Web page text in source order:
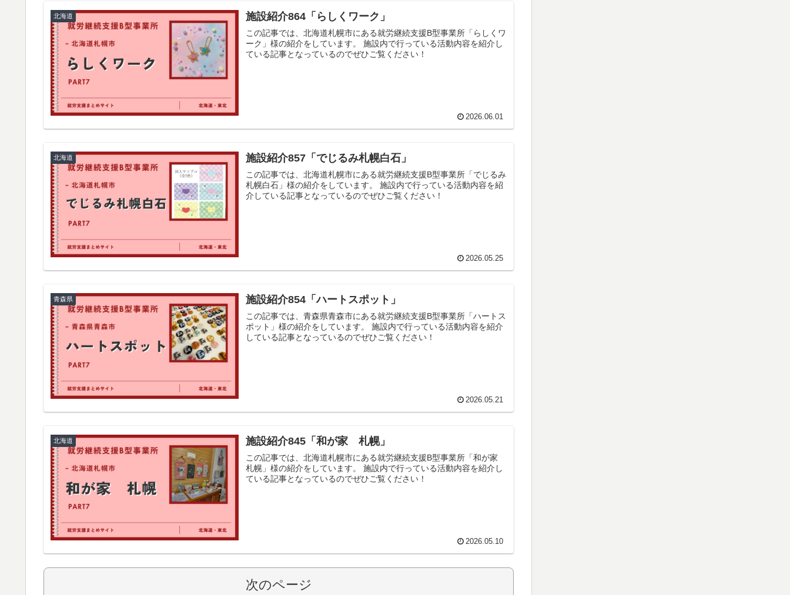
北海道 施設紹介864「らしくワーク」
この記事では、北海道札幌市にある就労継続支援B型事業所「らしくワ
ーク」様の紹介をしています。 施設内で行っている活動内容を紹介し
ている記事となっているのでぜひご覧ください！
2026.06.01
北海道 施設紹介857「でじるみ札幌白石」
この記事では、北海道札幌市にある就労継続支援B型事業所「でじるみ
札幌白石」様の紹介をしています。 施設内で行っている活動内容を紹
介している記事となっているのでぜひご覧ください！
2026.05.25
青森県 施設紹介854「ハートスポット」
この記事では、青森県青森市にある就労継続支援B型事業所「ハートス
ポット」様の紹介をしています。 施設内で行っている活動内容を紹介
している記事となっているのでぜひご覧ください！
2026.05.21
北海道 施設紹介845「和が家 札幌」
この記事では、北海道札幌市にある就労継続支援B型事業所「和が家
札幌」様の紹介をしています。 施設内で行っている活動内容を紹介し
ている記事となっているのでぜひご覧ください！
2026.05.10
次のページ